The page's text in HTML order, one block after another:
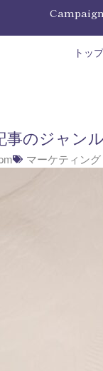
トップ
事のジャンル
マーケティング